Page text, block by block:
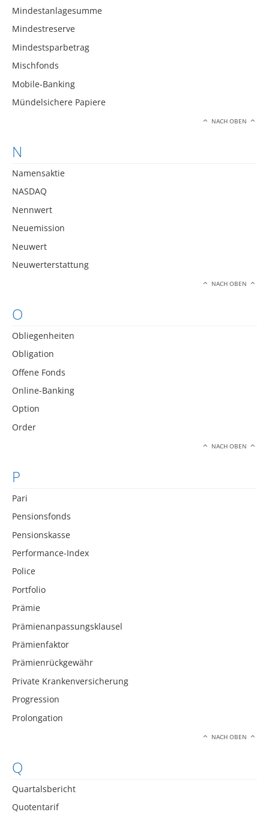
Mindestanlagesumme
Mindestreserve
Mindestsparbetrag
Mischfonds
Mobile-Banking
Mündelsichere Papiere
NACH OBEN
N
Namensaktie
NASDAQ
Nennwert
Neuemission
Neuwert
Neuwerterstattung
NACH OBEN
O
Obliegenheiten
Obligation
Offene Fonds
Online-Banking
Option
Order
NACH OBEN
P
Pari
Pensionsfonds
Pensionskasse
Performance-Index
Police
Portfolio
Prämie
Prämienanpassungsklausel
Prämienfaktor
Prämienrückgewähr
Private Krankenversicherung
Progression
Prolongation
NACH OBEN
Q
Quartalsbericht
Quotentarif